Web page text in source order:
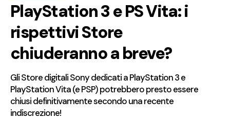
PlayStation 3 e PS Vita: i
rispettivi Store
chiuderanno a breve?
Gli Store digitali Sony dedicati a PlayStation 3 e
PlayStation Vita (e PSP) potrebbero presto essere
chiusi definitivamente secondo una recente
indiscrezione!